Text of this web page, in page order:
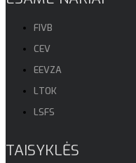
FIVB
CEV
EEVZA
LTOK
LSFS
TAISYKLĖS